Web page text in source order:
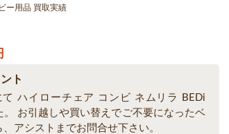
ー用品 買取実績
ト
ハイローチェア コンビ ネムリラ BEDi
。 お引越しや買い替えでご不要になったベ
アシストまでお問合せ下さい。